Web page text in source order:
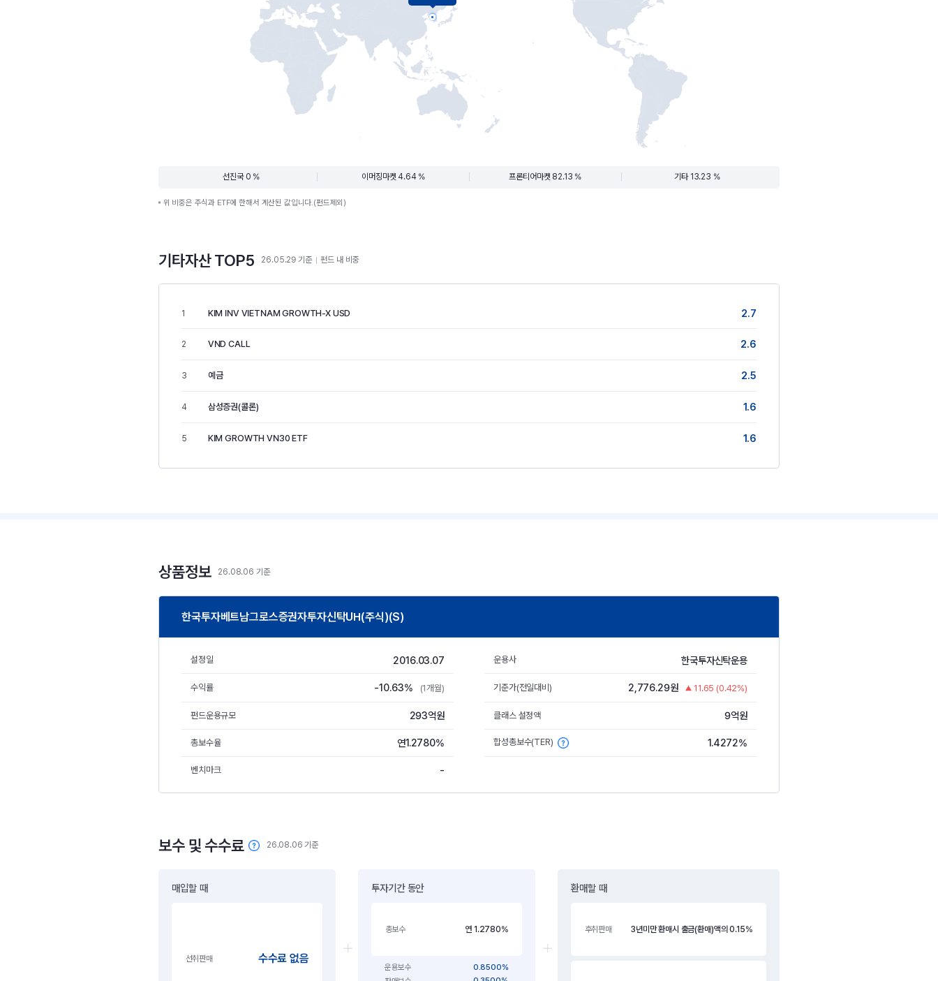
선진국 0 % 이머징마켓 4.64 % 프론티어마켓 82.13 % 기타 13.23 %
위 비중은 주식과 ETF에 한해서 계산된 값입니다.(펀드제외)
기타자산 TOP5 26.05.29 기준 펀드 내 비중
1 KIM INV VIETNAM GROWTH-X USD 2.7
2 VND CALL 2.6
3 예금 2.5
4 삼성증권(콜론) 1.6
5 KIM GROWTH VN30 ETF 1.6
상품정보 26.08.06 기준
한국투자베트남그로스증권자투자신탁UH(주식)(S)
설정일 2016.03.07 운용사 한국투자신탁운용
수익률 -10.63% (1개월) 기준가(전일대비) 2,776.29원 11.65 (0.42%)
펀드운용규모 293억원 클래스 설정액 9억원
총보수율 연1.2780% 합성총보수(TER) 1.4272%
벤치마크 -
보수 및 수수료 26.08.06 기준
매입할 때
선취판매 수수료 없음
투자기간 동안
총보수 연 1.2780%
운용보수
0.8500%
환매할 때
후취판매 3년미만 환매시 출금(환매)액의 0.15%